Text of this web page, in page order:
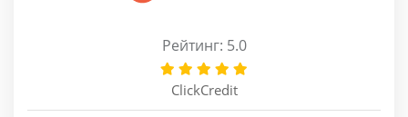
Рейтинг: 5.0
ClickCredit